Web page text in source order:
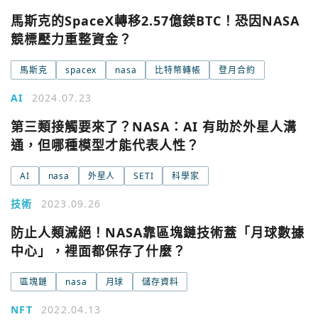
馬斯克的SpaceX轉移2.57億鎂BTC！恐因NASA
競標壓力重整資金？
馬斯克 spacex nasa 比特幣轉帳 登月合約
AI 2024.07.23
第三類接觸要來了？NASA：AI 有助於外星人溝
通，但哪種模型才能代表人性？
AI nasa 外星人 SETI 科學家
技術 2023.09.26
防止人類滅絕！NASA靠區塊鏈技術蓋「月球數據
中心」，裡面都保存了什麼？
區塊鏈 nasa 月球 儲存資料
NFT 2022.04.13
城市
今日熱門